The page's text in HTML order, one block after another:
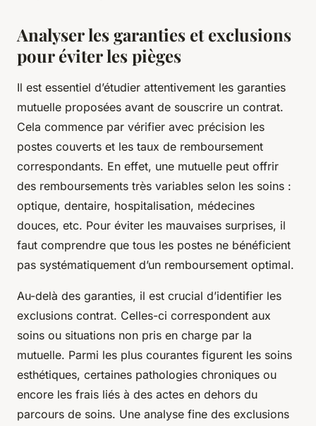
Analyser les garanties et exclusions
pour éviter les pièges
Il est essentiel d’étudier attentivement les garanties
mutuelle proposées avant de souscrire un contrat.
Cela commence par vérifier avec précision les
postes couverts et les taux de remboursement
correspondants. En effet, une mutuelle peut offrir
des remboursements très variables selon les soins :
optique, dentaire, hospitalisation, médecines
douces, etc. Pour éviter les mauvaises surprises, il
faut comprendre que tous les postes ne bénéficient
pas systématiquement d’un remboursement optimal.
Au-delà des garanties, il est crucial d’identifier les
exclusions contrat. Celles-ci correspondent aux
soins ou situations non pris en charge par la
mutuelle. Parmi les plus courantes figurent les soins
esthétiques, certaines pathologies chroniques ou
encore les frais liés à des actes en dehors du
parcours de soins. Une analyse fine des exclusions